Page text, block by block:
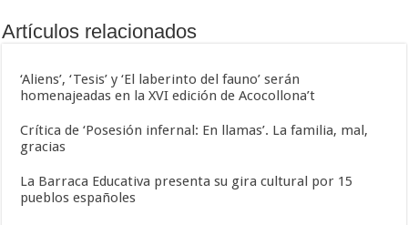
Artículos relacionados
‘Aliens’, ‘Tesis’ y ‘El laberinto del fauno’ serán
homenajeadas en la XVI edición de Acocollona’t
Crítica de ‘Posesión infernal: En llamas’. La familia, mal,
gracias
La Barraca Educativa presenta su gira cultural por 15
pueblos españoles